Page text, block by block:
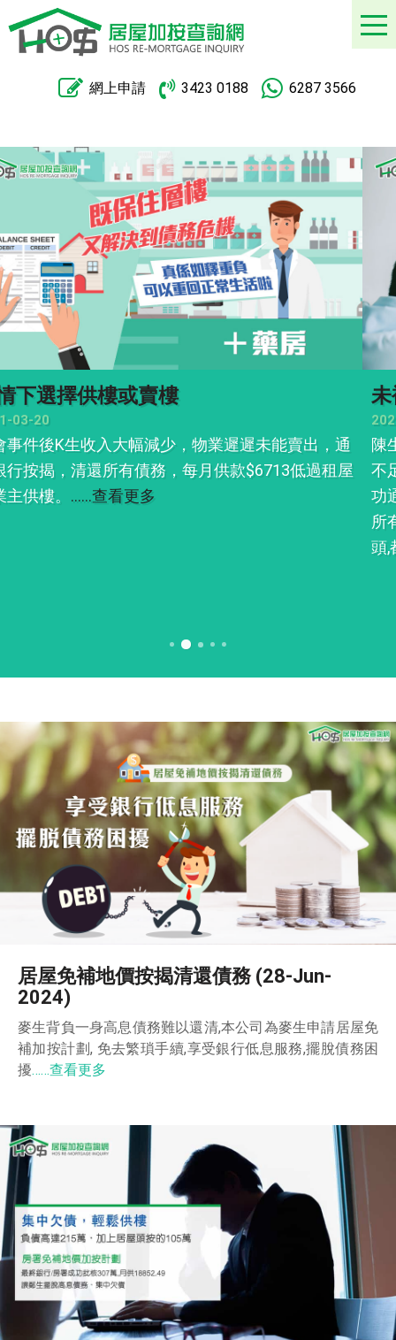
網上申請 3423 0188 6287 3566
未補地價公屋按揭，銀行一筆清
2021-02-27
陳生兄弟債務面臨爆煲危機，銀行免補地價6成按揭仍
不足淸還所有外債，慶幸經本公司債務重整，陳生成
功通過銀行壓力測試，銀行按揭+私人貸款兩條數集中
所有欠款。力挽狂瀾，有時絕處亦可逢生,未到最後關
居屋免補地價按揭清還債務 (28-Jun-
2024)
麥生背負一身高息債務難以還清,本公司為麥生申請居屋免
補加按計劃, 免去繁瑣手續,享受銀行低息服務,擺脫債務困
擾……查看更多